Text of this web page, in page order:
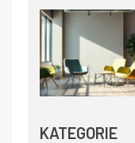
KATEGORIE